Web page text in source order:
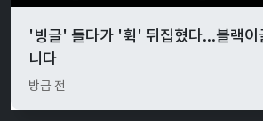
'빙글' 돌다가 '휙' 뒤집혔다...블랙이
니다
방금 전